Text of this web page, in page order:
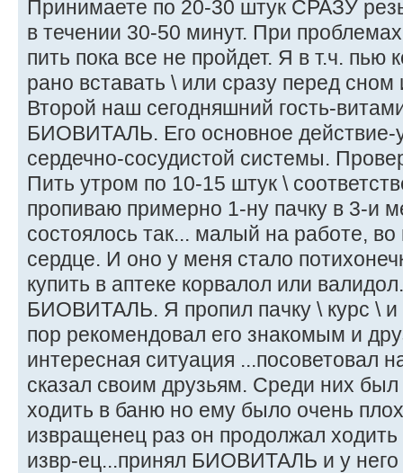
Принимаете по 20-30 штук СРАЗУ
в течении 30-50 минут. При
пить пока все не пройдет. Я в т.ч. пью
рано вставать \ или сразу перед сном
Второй наш сегодняшний гость-
БИОВИТАЛЬ. Его основное
сердечно-сосудистой системы.
Пить утром по 10-15 штук \
пропиваю примерно 1-ну пачку в 3-и
состоялось так... малый на работе,
сердце. И оно у меня стало
купить в аптеке корвалол или
БИОВИТАЛЬ. Я пропил пачку \ курс \
пор рекомендовал его знакомым и
интересная ситуация ...посоветовал
сказал своим друзьям. Среди них
ходить в баню но ему было очень
извращенец раз он продолжал
извр-ец...принял БИОВИТАЛЬ и у